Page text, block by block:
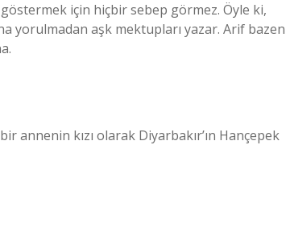
göstermek için hiçbir sebep görmez. Öyle ki,
yorulmadan aşk mektupları yazar. Arif bazen
annenin kızı olarak Diyarbakır’ın Hançepek